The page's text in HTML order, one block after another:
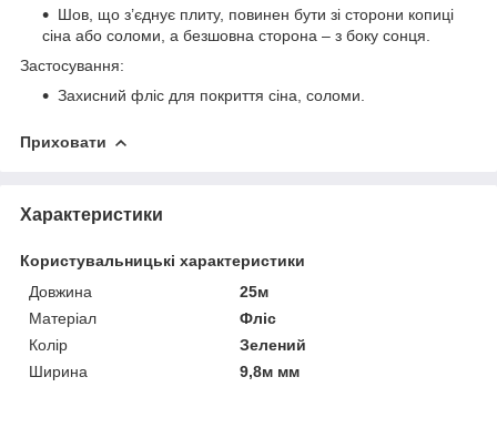
Шов, що з’єднує плиту, повинен бути зі сторони копиці
сіна або соломи, а безшовна сторона – з боку сонця.
Застосування:
Захисний фліс для покриття сіна, соломи.
Приховати
Характеристики
Користувальницькі характеристики
Довжина
25м
Матеріал
Фліс
Колір
Зелений
Ширина
9,8м мм